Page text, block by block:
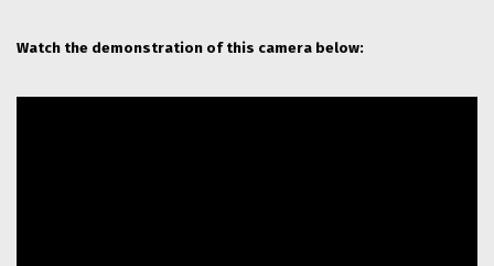
Watch the demonstration of this camera below: